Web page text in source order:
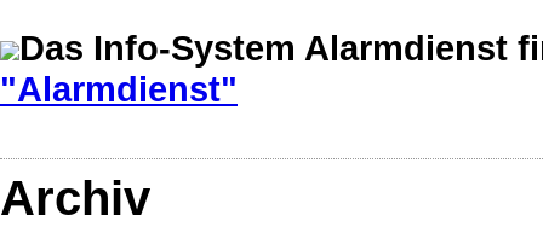
Das Info-System Alarmdienst
"Alarmdienst"
Archiv